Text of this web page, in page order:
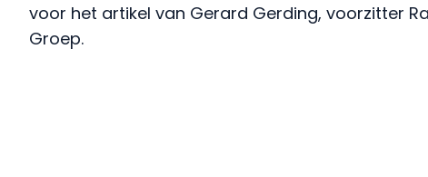
voor het artikel van Gerard Gerding, voorzitter
Groep.